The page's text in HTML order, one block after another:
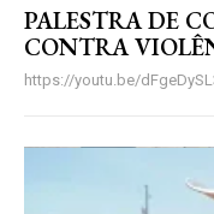
PALESTRA DE
CONTRA
https://youtu.be/